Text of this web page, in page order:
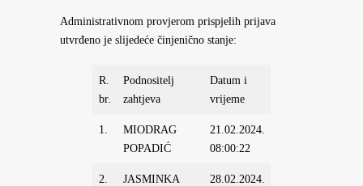
Administrativnom provjerom prispjelih prijava
utvrđeno je slijedeće činjenično stanje:
R.
br.
Podnositelj
zahtjeva
Datum i
vrijeme
1.
MIODRAG
POPADIĆ
21.02.2024.
08:00:22
2.
JASMINKA
28.02.2024.